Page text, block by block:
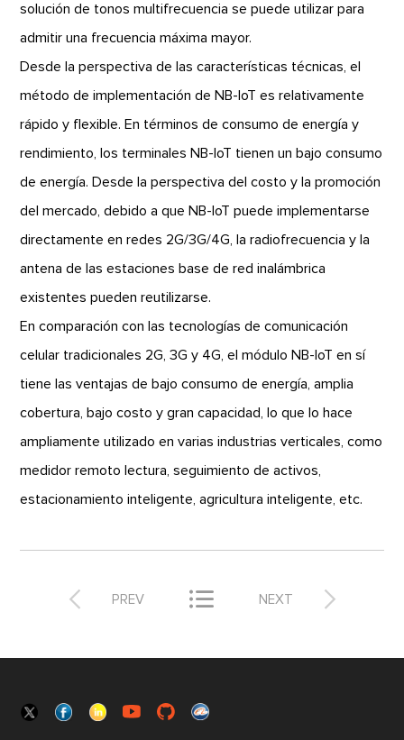
solución de tonos multifrecuencia se puede utilizar para
admitir una frecuencia máxima mayor.
Desde la perspectiva de las características técnicas, el
método de implementación de NB-IoT es relativamente
rápido y flexible. En términos de consumo de energía y
rendimiento, los terminales NB-IoT tienen un bajo consumo
de energía. Desde la perspectiva del costo y la promoción
del mercado, debido a que NB-IoT puede implementarse
directamente en redes 2G/3G/4G, la radiofrecuencia y la
antena de las estaciones base de red inalámbrica
existentes pueden reutilizarse.
En comparación con las tecnologías de comunicación
celular tradicionales 2G, 3G y 4G, el módulo NB-IoT en sí
tiene las ventajas de bajo consumo de energía, amplia
cobertura, bajo costo y gran capacidad, lo que lo hace
ampliamente utilizado en varias industrias verticales, como
medidor remoto lectura, seguimiento de activos,
estacionamiento inteligente, agricultura inteligente, etc.
 PREV  
NEXT